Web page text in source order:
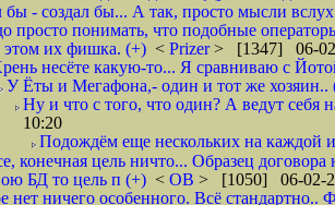
бы - создал бы... А так, просто мысли
просто понимать, что подобные
их фишка. (+) < Prizer> [1347] 06-
несёте какую-то... Я сравниваю с
У Ёты и Мегафона,- один и тот же
Ну и что с того, что один? А ведут
10:20
Подождём еще нескольких на каждой
конечная цель ничто... Образец
БД то цель п (+) < ОВ > [1050] 06-02-
нет ничего особенного. Всё